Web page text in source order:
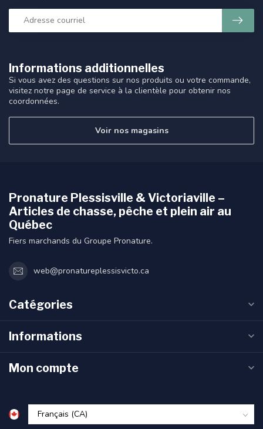
Informations additionnelles
Si vous avez des questions sur nos produits ou votre commande,
visitez notre page de service à la clientèle pour obtenir nos
coordonnées.
Voir nos magasins
Pronature Plessisville & Victoriaville –
Articles de chasse, pêche et plein air au
Québec
Fiers marchands du Groupe Pronature.
web@pronatureplessisvicto.ca
Catégories
Informations
Mon compte